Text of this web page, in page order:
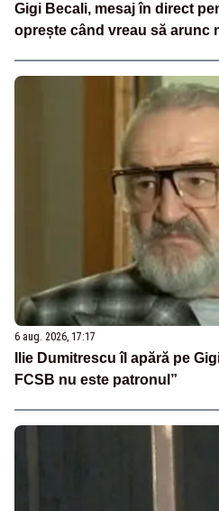
Gigi Becali, mesaj în direct
oprește când vreau să arunc
6 aug. 2026, 17:17
Ilie Dumitrescu îl apără pe
FCSB nu este patronul”